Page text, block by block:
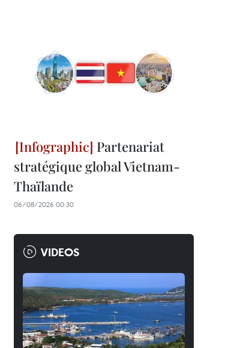
Partenariat
stratégique global Vietnam-
Thaïlande
06/08/2026 00:30
VIDEOS